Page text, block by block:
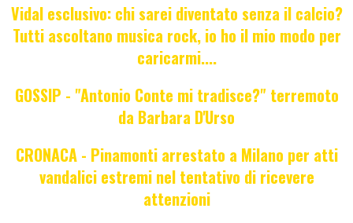
Vidal esclusivo: chi sarei diventato senza il calcio?
Tutti ascoltano musica rock, io ho il mio modo per
caricarmi....
GOSSIP - "Antonio Conte mi tradisce?" terremoto
da Barbara D'Urso
CRONACA - Pinamonti arrestato a Milano per atti
vandalici estremi nel tentativo di ricevere
attenzioni